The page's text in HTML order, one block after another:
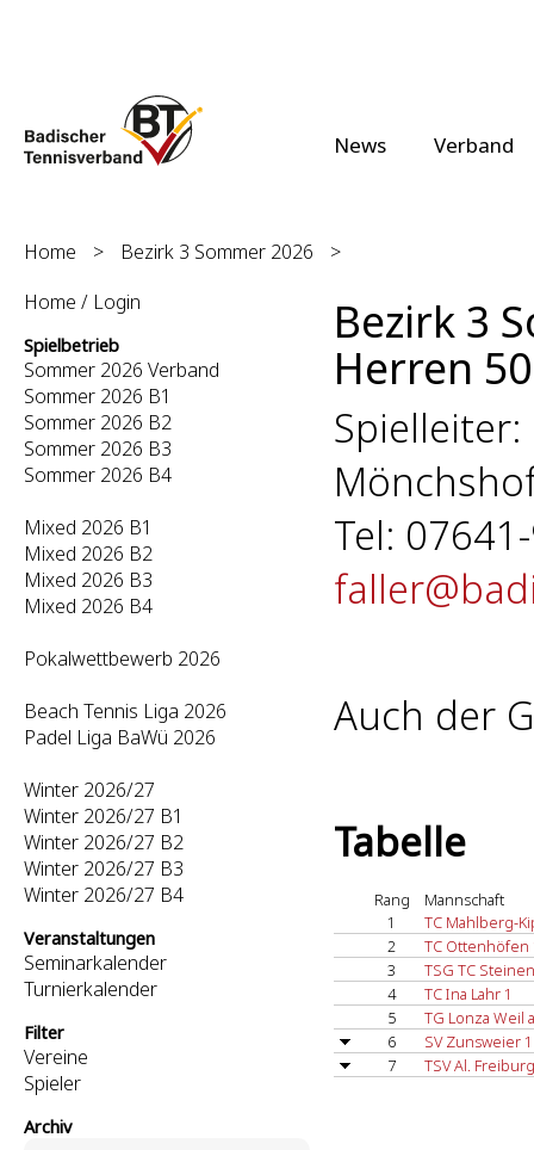
News Verband
Home > Bezirk 3 Sommer 2026
>
Home / Login
Spielbetrieb
Sommer 2026 Verband
Sommer 2026 B1
Sommer 2026 B2
Sommer 2026 B3
Sommer 2026 B4
Mixed 2026 B1
Mixed 2026 B2
Mixed 2026 B3
Mixed 2026 B4
Pokalwettbewerb 2026
Beach Tennis Liga 2026
Padel Liga BaWü 2026
Winter 2026/27
Winter 2026/27 B1
Winter 2026/27 B2
Winter 2026/27 B3
Winter 2026/27 B4
Veranstaltungen
Seminarkalender
Turnierkalender
Filter
Vereine
Spieler
Archiv
Bezirk 3
Herren
Tel:
Auch der
Tabelle
Rang
Mannschaft
1
TC Mahlberg-
2
TC Ottenhöfen
3
TSG TC
4
TC Ina Lahr 1
5
TG Lonza Weil
6
SV Zunsweier 1
7
TSV Al.